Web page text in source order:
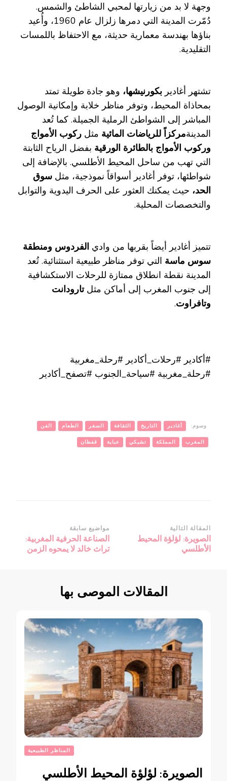
وجهة لا بد من زيارتها لمحبي الشاطئ والشمس.
دُمّرت المدينة التي دمرها زلزال عام 1960، وأُعيد
بناؤها بهندسة معمارية حديثة، مع الاحتفاظ باللمسات
التقليدية.
تشتهر أغادير بكورنيشها، وهو جادة طويلة تمتد
بمحاذاة المحيط، وتوفر مناظر خلابة وإمكانية الوصول
المباشر إلى الشواطئ الرملية الجميلة. كما تُعد
المدينةمركزاً للرياضات المائية مثل ركوب الأمواج
وركوب الأمواج بالطائرة الورقية بفضل الرياح الثابتة
التي تهب من ساحل المحيط الأطلسي. بالإضافة إلى
شواطئها، توفر أغادير أسواقاً نموذجية، مثل سوق
الحد، حيث يمكنك العثور على الحرف اليدوية والتوابل
والتخصصات المحلية.
تتميز أغادير أيضاً بقربها من وادي الفردوس ومنطقة
سوس ماسة التي توفر مناظر طبيعية استثنائية. تُعد
المدينة نقطة انطلاق ممتازة للرحلات الاستكشافية
إلى جنوب المغرب إلى أماكن مثلتارودانت
وتافراوت.
#أكادير #رحلات_أكادير #رحلة_مغربية
#رحلة_مغربية #سياحة_الجنوب #تصفح_أكادير
وسوم: أغادير التاريخ الثقافة السفر الطعام الفن
المغرب المملكة تشيكي عباية قفطان
التنقل
بين
التدوينات
مواضيع سابقة
الصناعة الحرفية المغربية:
تراث خالد لا يمحوه الزمن
المقالة التالية
الصويرة: لؤلؤة المحيط
الأطلسي
المقالات الموصى بها
المناظر الطبيعية
الصويرة: لؤلؤة المحيط الأطلسي